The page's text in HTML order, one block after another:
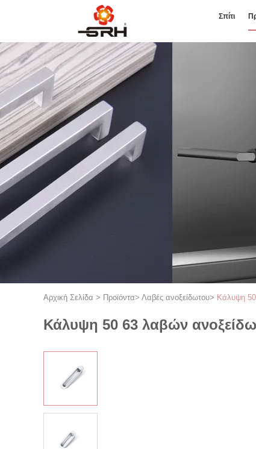
Σπίτι
Αρχική Σελίδα > Προϊόντα> Λαβές ανοξείδωτου> Κάλυψη
Κάλυψη 50 63 λαβών